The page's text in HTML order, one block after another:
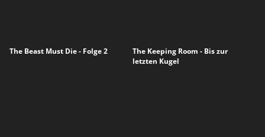
The Beast Must Die - Folge 2
The Keeping Room - Bis zur
letzten Kugel